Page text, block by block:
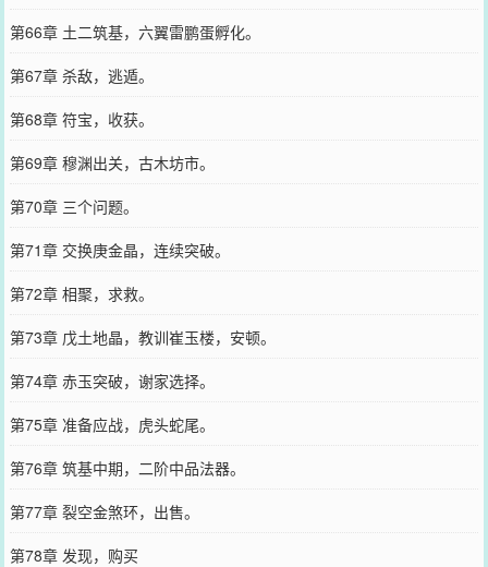
第66章 土二筑基，六翼雷鹏蛋孵化。
第67章 杀敌，逃遁。
第68章 符宝，收获。
第69章 穆渊出关，古木坊市。
第70章 三个问题。
第71章 交换庚金晶，连续突破。
第72章 相聚，求救。
第73章 戊土地晶，教训崔玉楼，安顿。
第74章 赤玉突破，谢家选择。
第75章 准备应战，虎头蛇尾。
第76章 筑基中期，二阶中品法器。
第77章 裂空金煞环，出售。
第78章 发现，购买